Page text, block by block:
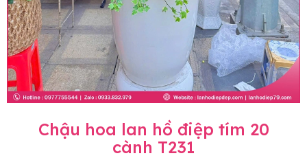
Chậu hoa lan hồ điệp tím 20
cành T231